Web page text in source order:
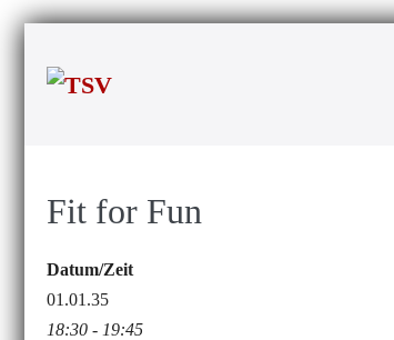
Zum
Fit for Fun
Datum/Zeit
01.01.35
18:30 - 19:45